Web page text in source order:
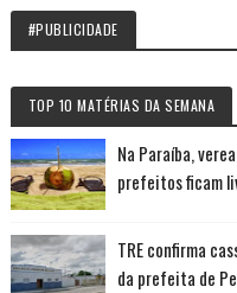
#PUBLICIDADE
TOP 10 MATÉRIAS DA SEMANA
Na Paraíba,
prefeitos ficam
TRE confirma
da prefeita de